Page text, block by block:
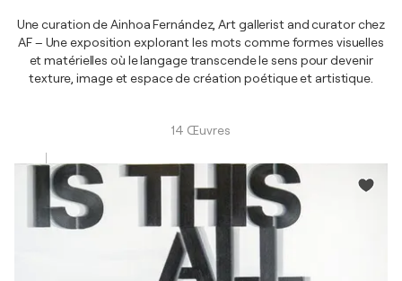
Une curation de Ainhoa Fernández, Art gallerist and curator chez
AF – Une exposition explorant les mots comme formes visuelles
et matérielles où le langage transcende le sens pour devenir
texture, image et espace de création poétique et artistique.
14 Œuvres